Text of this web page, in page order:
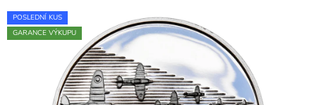
POSLEDNÍ KUS
GARANCE VÝKUPU